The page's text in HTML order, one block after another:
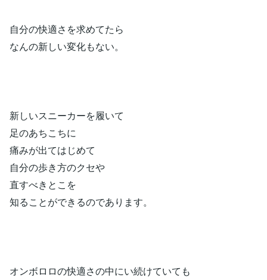
自分の快適さを求めてたら
なんの新しい変化もない。
新しいスニーカーを履いて
足のあちこちに
痛みが出てはじめて
自分の歩き方のクセや
直すべきとこを
知ることができるのであります。
オンボロロの快適さの中にい続けていても